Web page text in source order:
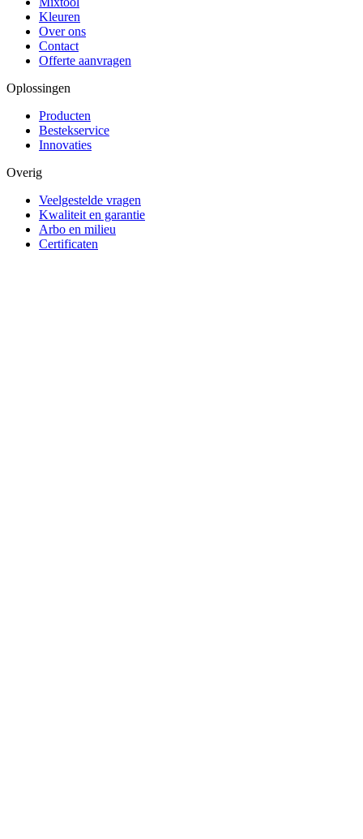
Kleuren
Over ons
Contact
Offerte aanvragen
Oplossingen
Producten
Bestekservice
Innovaties
Overig
Veelgestelde vragen
Kwaliteit en garantie
Arbo en milieu
Certificaten